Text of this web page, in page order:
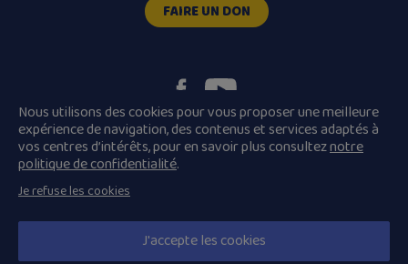
FAIRE UN DON
Plan du site
Mentions légales
Conditions Générales de Vente
© 2026 Diocèse de Quimper et Léon, Tous droits réservés.
Nous utilisons des cookies pour vous proposer une meilleure
expérience de navigation, des contenus et services adaptés à
vos centres d’intérêts, pour en savoir plus consulteznotre
politique de confidentialité.
Je refuse les cookies
J'accepte les cookies